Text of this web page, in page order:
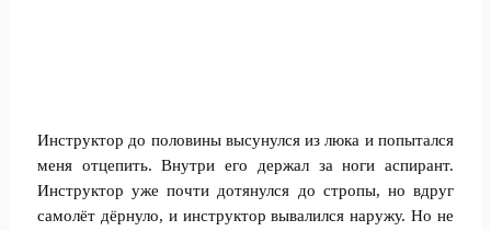
Инструктор до половины высунулся из люка и попытался
меня отцепить. Внутри его держал за ноги аспирант.
Инструктор уже почти дотянулся до стропы, но вдруг
самолёт дёрнуло, и инструктор вывалился наружу. Но не